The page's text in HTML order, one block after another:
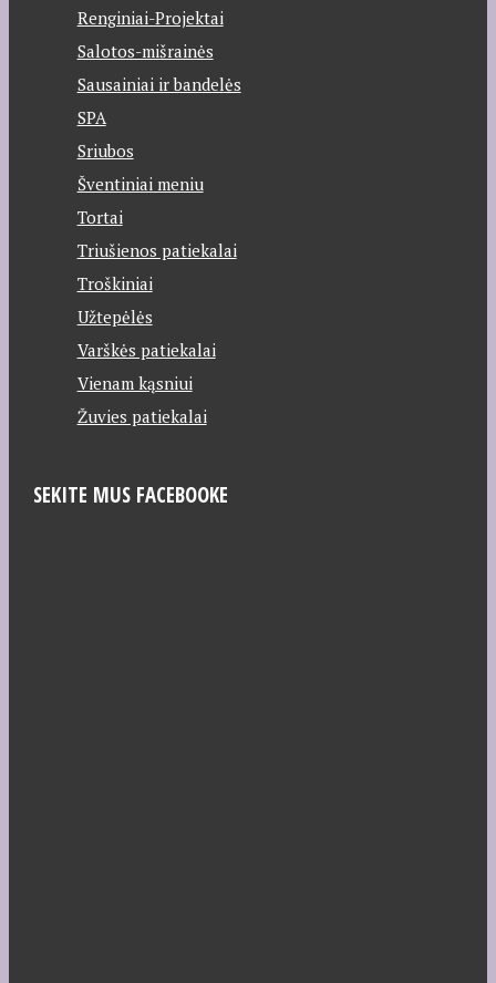
Renginiai-Projektai
Salotos-mišrainės
Sausainiai ir bandelės
SPA
Sriubos
Šventiniai meniu
Tortai
Triušienos patiekalai
Troškiniai
Užtepėlės
Varškės patiekalai
Vienam kąsniui
Žuvies patiekalai
SEKITE MUS FACEBOOKE